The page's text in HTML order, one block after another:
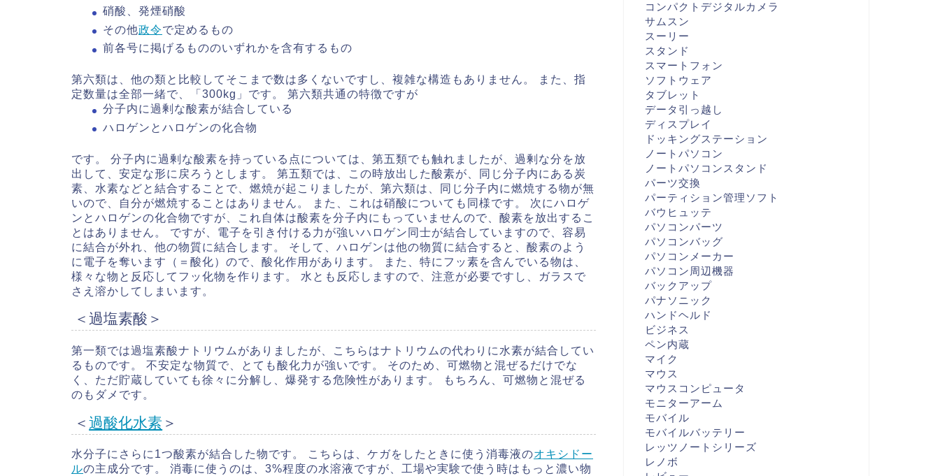
硝酸、発煙硝酸
その他政令で定めるもの
前各号に掲げるもののいずれかを含有するもの
第六類は、他の類と比較してそこまで数は多くないですし、複雑な構造もありません。
また、指
定数量は全部一緒で、「300kg」です。
第六類共通の特徴ですが
分子内に過剰な酸素が結合している
ハロゲンとハロゲンの化合物
です。 分子内に過剰な酸素を持っている点については、第五類でも触れましたが、過剰な分を放
出して、安定な形に戻ろうとします。 第五類では、この時放出した酸素が、同じ分子内にある炭
素、水素などと結合することで、燃焼が起こりましたが、第六類は、同じ分子内に燃焼する物が無
いので、自分が燃焼することはありません。 また、これは硝酸についても同様です。 次にハロゲ
ンとハロゲンの化合物ですが、これ自体は酸素を分子内にもっていませんので、酸素を放出するこ
とはありません。 ですが、電子を引き付ける力が強いハロゲン同士が結合していますので、容易
に結合が外れ、他の物質に結合します。 そして、ハロゲンは他の物質に結合すると、酸素のよう
に電子を奪います（＝酸化）ので、酸化作用があります。 また、特にフッ素を含んでいる物は、
様々な物と反応してフッ化物を作ります。 水とも反応しますので、注意が必要ですし、ガラスで
さえ溶かしてしまいます。
＜過塩素酸＞
第一類では過塩素酸ナトリウムがありましたが、こちらはナトリウムの代わりに水素が結合してい
るものです。 不安定な物質で、とても酸化力が強いです。 そのため、可燃物と混ぜるだけでな
く、ただ貯蔵していても徐々に分解し、爆発する危険性があります。 もちろん、可燃物と混ぜる
のもダメです。
＜過酸化水素 ＞
水分子にさらに1つ酸素が結合した物です。 こちらは、ケガをしたときに使う消毒液のオキシドー
ルの主成分です。 消毒に使うのは、3%程度の水溶液ですが、工場や実験で使う時はもっと濃い物
コンパクトデジタルカメラ
サムスン
スーリー
スタンド
スマートフォン
ソフトウェア
タブレット
データ引っ越し
ディスプレイ
ドッキングステーション
ノートパソコン
ノートパソコンスタンド
パーツ交換
パーティション管理ソフト
バウヒュッテ
パソコンパーツ
パソコンバッグ
パソコンメーカー
パソコン周辺機器
バックアップ
パナソニック
ハンドヘルド
ビジネス
ペン内蔵
マイク
マウス
マウスコンピュータ
モニターアーム
モバイル
モバイルバッテリー
レッツノートシリーズ
レノボ